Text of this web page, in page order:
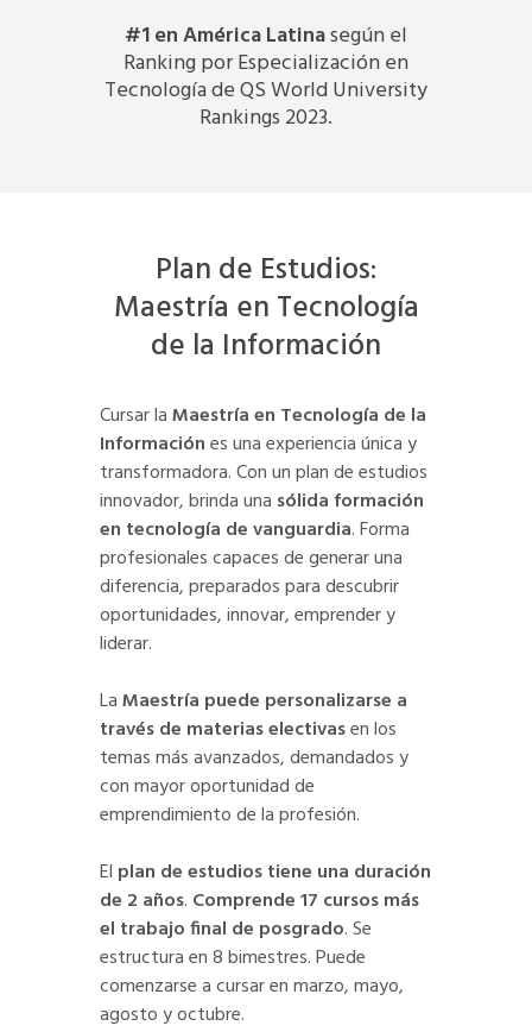
#1 en América Latinasegún el
Ranking por Especialización en
Tecnología de QS World University
Rankings 2023.
Plan de Estudios:
Maestría en Tecnología
de la Información
Cursar laMaestría en Tecnología de la
Informaciónes una experiencia única y
transformadora. Con un plan de estudios
innovador, brinda una sólida formación
en tecnología de vanguardia. Forma
profesionales capaces de generar una
diferencia, preparados para descubrir
oportunidades, innovar, emprender y
liderar.
LaMaestría puede personalizarse a
través de materias electivasen los
temas más avanzados, demandados y
con mayor oportunidad de
emprendimiento de la profesión.
El plan de estudios tiene una duración
de 2 años. Comprende 17 cursos más
el trabajo final de posgrado. Se
estructura en 8 bimestres. Puede
comenzarse a cursar en marzo, mayo,
agosto y octubre.